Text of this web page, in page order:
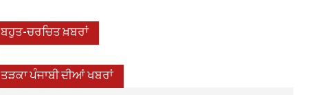
ਬਹੁਤ-ਚਰਚਿਤ ਖ਼ਬਰਾਂ
ਤੜਕਾ ਪੰਜਾਬੀ ਦੀਆਂ ਖਬਰਾਂ